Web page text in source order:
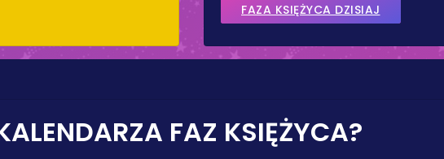
FAZA KSIĘŻYCA DZISIAJ
FAZ KSIĘŻYCA?